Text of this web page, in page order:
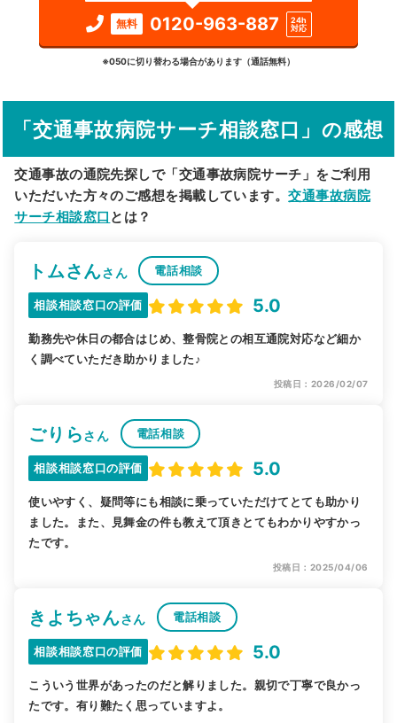
検索する
詳細条件で絞り込む
駅から探す 院名から探す
無料 0120-963-887
24h
対応
※050に切り替わる場合があります（通話無料）
「交通事故病院サーチ相談窓口」の感想
交通事故の通院先探しで「交通事故病院サーチ」をご利用
いただいた方々のご感想を掲載しています。交通事故病院
サーチ相談窓口 とは？
トムさんさん 電話相談
相談相談窓口の評価 5.0
勤務先や休日の都合はじめ、整骨院との相互通院対応など細か
く調べていただき助かりました♪
投稿日：2026/02/07
ごりらさん 電話相談
相談相談窓口の評価 5.0
使いやすく、疑問等にも相談に乗っていただけてとても助かり
ました。また、見舞金の件も教えて頂きとてもわかりやすかっ
たです。
投稿日：2025/04/06
きよちゃんさん 電話相談
相談相談窓口の評価 5.0
こういう世界があったのだと解りました。親切で丁寧で良かっ
たです。有り難たく思っていますよ。